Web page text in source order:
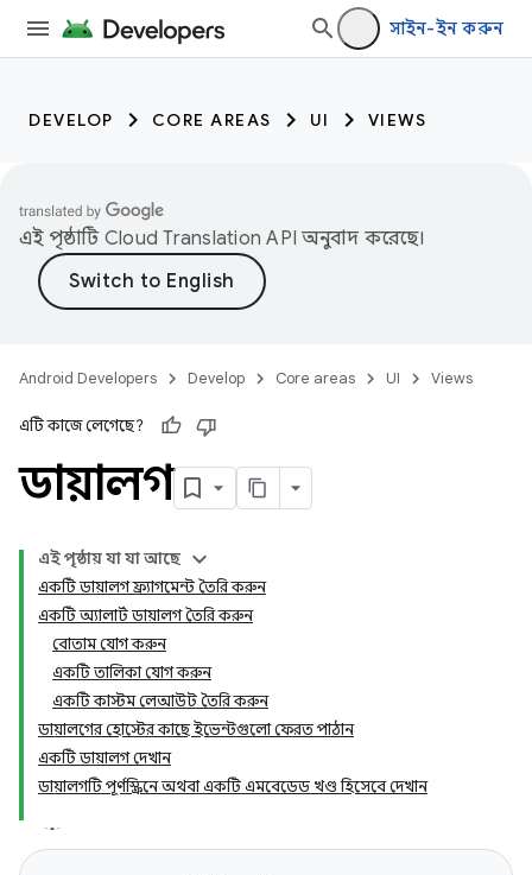
সাইন-ইন করুন
DEVELOP CORE AREAS UI VIEWS
এই পৃষ্ঠাটি Cloud Translation API অনুবাদ করেছে।
Android Developers Develop Core areas UI Views
এটি কাজে লেগেছে?
ডায়ালগ
এই পৃষ্ঠায় যা যা আছে
একটি ডায়ালগ ফ্র্যাগমেন্ট তৈরি করুন
একটি অ্যালার্ট ডায়ালগ তৈরি করুন
বোতাম যোগ করুন
একটি তালিকা যোগ করুন
একটি কাস্টম লেআউট তৈরি করুন
ডায়ালগের হোস্টের কাছে ইভেন্টগুলো ফেরত পাঠান
একটি ডায়ালগ দেখান
ডায়ালগটি পূর্ণস্ক্রিনে অথবা একটি এমবেডেড খণ্ড হিসেবে দেখান